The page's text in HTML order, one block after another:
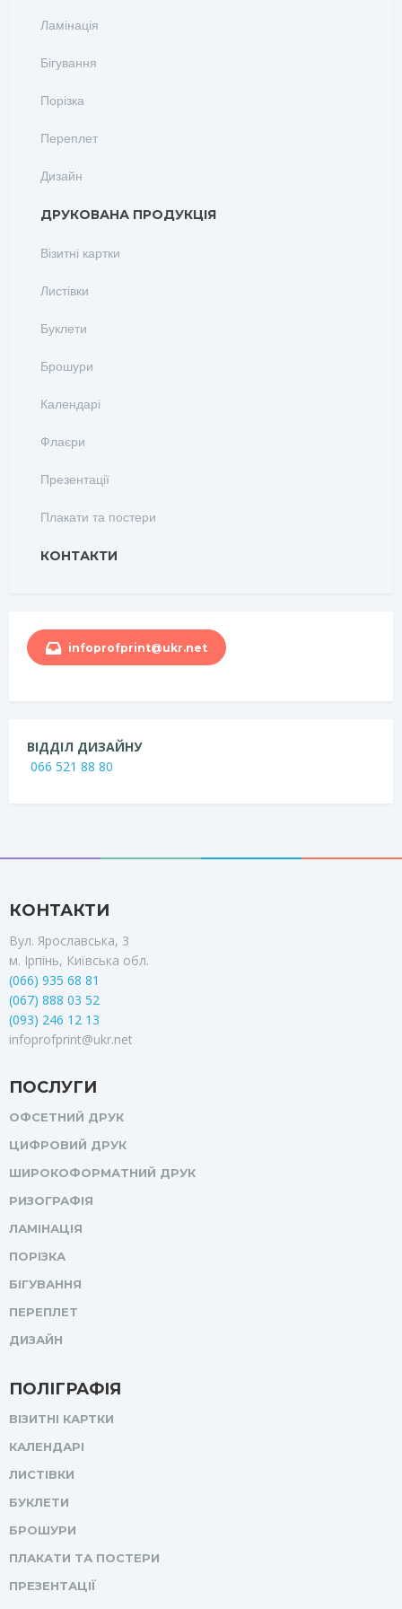
Ламінація
Бігування
Порізка
Переплет
Дизайн
ДРУКОВАНА ПРОДУКЦІЯ
Візитні картки
Листівки
Буклети
Брошури
Календарі
Флаєри
Презентації
Плакати та постери
КОНТАКТИ
infoprofprint@ukr.net
ВІДДІЛ ДИЗАЙНУ
066 521 88 80
КОНТАКТИ
Вул. Ярославська, 3
м. Ірпінь, Київська обл.
(066) 935 68 81
(067) 888 03 52
(093) 246 12 13
infoprofprint@ukr.net
ПОСЛУГИ
ОФСЕТНИЙ ДРУК
ЦИФРОВИЙ ДРУК
ШИРОКОФОРМАТНИЙ ДРУК
РИЗОГРАФІЯ
ЛАМІНАЦІЯ
ПОРІЗКА
БІГУВАННЯ
ПЕРЕПЛЕТ
ДИЗАЙН
ПОЛІГРАФІЯ
ВІЗИТНІ КАРТКИ
КАЛЕНДАРІ
ЛИСТІВКИ
БУКЛЕТИ
БРОШУРИ
ПЛАКАТИ ТА ПОСТЕРИ
ПРЕЗЕНТАЦІЇ